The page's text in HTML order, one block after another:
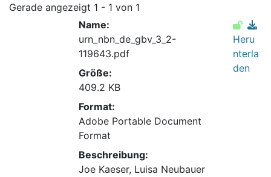
Gerade angezeigt 1 - 1 von 1
Name:
urn_nbn_de_gbv_3_2-
119643.pdf
Größe:
409.2 KB
Format:
Adobe Portable Document
Format
Beschreibung:
Joe Kaeser, Luisa Neubauer
Heru
nterla
den